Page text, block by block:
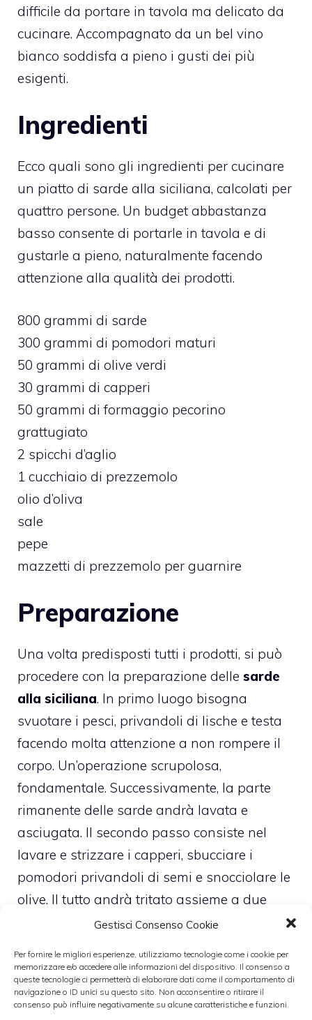
Gestisci Consenso Cookie
Per fornire le migliori esperienze, utilizziamo tecnologie come i cookie per
memorizzare e/o accedere alle informazioni del dispositivo. Il consenso a
queste tecnologie ci permetterà di elaborare dati come il comportamento di
navigazione o ID unici su questo sito. Non acconsentire o ritirare il
consenso può influire negativamente su alcune caratteristiche e funzioni.
difficile da portare in tavola ma delicato da
cucinare. Accompagnato da un bel vino
bianco soddisfa a pieno i gusti dei più
esigenti.
Ingredienti
Ecco quali sono gli ingredienti per cucinare
un piatto di sarde alla siciliana, calcolati per
quattro persone. Un budget abbastanza
basso consente di portarle in tavola e di
gustarle a pieno, naturalmente facendo
attenzione alla qualità dei prodotti.
800 grammi di sarde
300 grammi di pomodori maturi
50 grammi di olive verdi
30 grammi di capperi
50 grammi di formaggio pecorino
grattugiato
2 spicchi d’aglio
1 cucchiaio di prezzemolo
olio d’oliva
sale
pepe
mazzetti di prezzemolo per guarnire
Preparazione
Una volta predisposti tutti i prodotti, si può
procedere con la preparazione delle sarde
alla siciliana. In primo luogo bisogna
svuotare i pesci, privandoli di lische e testa
facendo molta attenzione a non rompere il
corpo. Un’operazione scrupolosa,
fondamentale. Successivamente, la parte
rimanente delle sarde andrà lavata e
asciugata. Il secondo passo consiste nel
lavare e strizzare i capperi, sbucciare i
pomodori privandoli di semi e snocciolare le
olive. Il tutto andrà tritato assieme a due
spicchi di aglio e ad un cucchiaio di
essere sottoposto ad una spruzzata di
pecorino. Abbiamo a questo punto
l’occorrente per farciere le sarde, prima di